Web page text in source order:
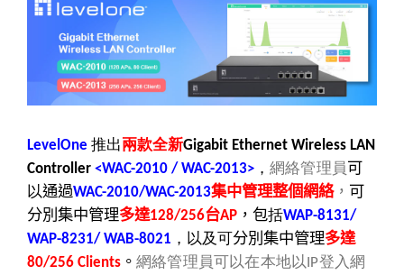
LevelOne 推出兩款全新Gigabit Ethernet Wireless LAN
Controller <WAC-2010 / WAC-2013> ， 網絡管理員 可
以通過WAC-2010/WAC-2013集中管理整個網絡， 可
分別集中管理多達128/256台AP ，包括WAP-8131/
WAP-8231/ WAB-8021 ，以及可分別集中管理多達
80/256 Clients 。 網絡管理員可以在本地以 IP登入網